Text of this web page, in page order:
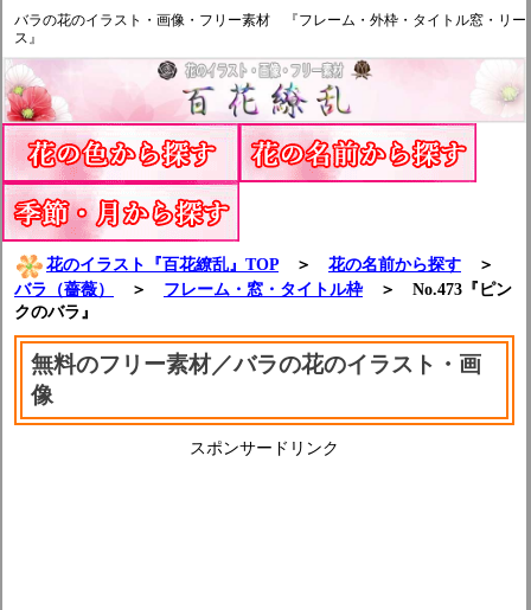
バラの花のイラスト・画像・フリー素材 『フレーム・外枠・タイトル窓・リー
ス』
花のイラスト『百花繚乱』TOP ＞ 花の名前から探す ＞
バラ（薔薇）
＞ フレーム・窓・タイトル枠＞ No.473『ピン
クのバラ』
無料のフリー素材／バラの花のイラスト・画
像
スポンサードリンク